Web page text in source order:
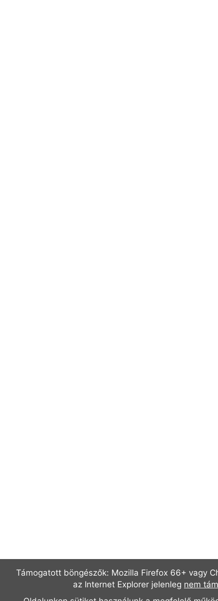
Támogatott böngészők: Mozilla Firefox 66+ vagy
az Internet Explorer jelenleg nem